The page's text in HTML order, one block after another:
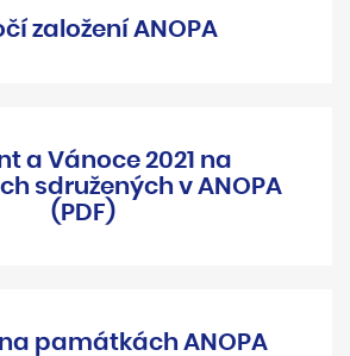
založení ANOPA
a Vánoce 2021 na
sdružených v ANOPA
(PDF)
památkách ANOPA